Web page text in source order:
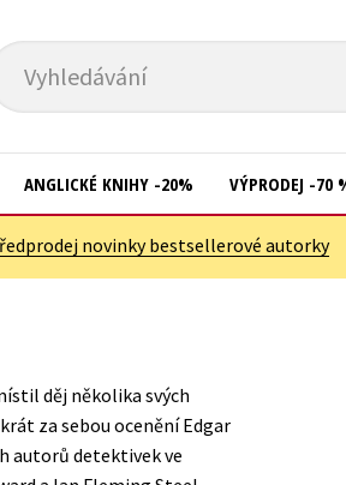
Vyhledávání
Ostatní
Počítače
ANGLICKÉ KNIHY -20% VÝPRODEJ -70
novinky bestsellerové autorky
děj několika svých
za sebou ocenění Edgar
autorů detektivek ve